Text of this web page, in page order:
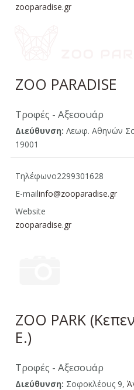
zooparadise.gr
ZOO PARADISE
Τροφές - Αξεσουάρ
Διεύθυνση: Λεωφ. Αθηνών
19001
Τηλέφωνο2299301628
E-mailinfo@zooparadise.gr
Website
zooparadise.gr
ZOO PARK
Ε.)
Τροφές - Αξεσουάρ
Διεύθυνση: Σοφοκλέους 9,